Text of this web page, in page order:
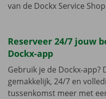
van de Dockx Service
Reserveer 24/7 jouw
Dockx-app
Gebruik je de Dockx-app?
gemakkelijk, 24/7 en
tussenkomst meer met